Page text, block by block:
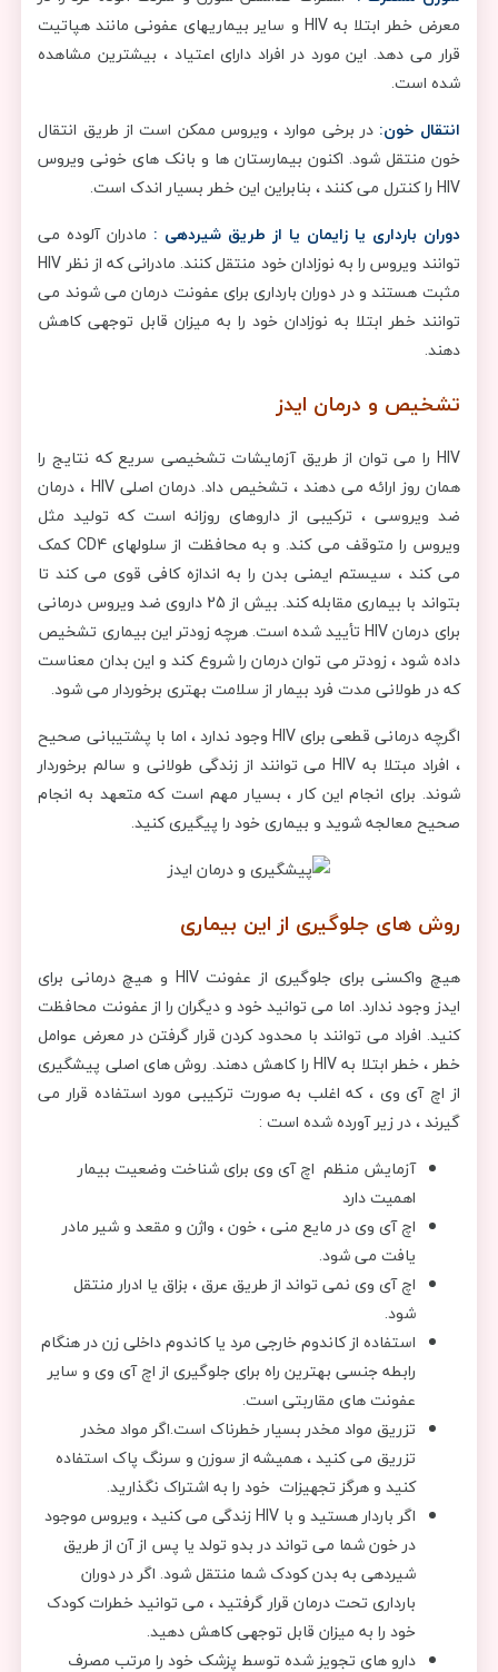
معرض خطر ابتلا به HIV و سایر بیماریهای عفونی مانند هپاتیت
قرار می دهد. این مورد در افراد دارای اعتیاد ، بیشترین مشاهده
شده است.
انتقال خون: در برخی موارد ، ویروس ممکن است از طریق انتقال
خون منتقل شود. اکنون بیمارستان ها و بانک های خونی ویروس
HIV را کنترل می کنند ، بنابراین این خطر بسیار اندک است.
دوران بارداری یا زایمان یا از طریق شیردهی : مادران آلوده می
توانند ویروس را به نوزادان خود منتقل کنند. مادرانی که از نظر HIV
مثبت هستند و در دوران بارداری برای عفونت درمان می شوند می
توانند خطر ابتلا به نوزادان خود را به میزان قابل توجهی کاهش
دهند.
تشخیص و درمان ایدز
HIV را می توان از طریق آزمایشات تشخیصی سریع که نتایج را
همان روز ارائه می دهند ، تشخیص داد. درمان اصلی HIV ، درمان
ضد ویروسی ، ترکیبی از داروهای روزانه است که تولید مثل
ویروس را متوقف می کند. و به محافظت از سلولهای CD4 کمک
می کند ، سیستم ایمنی بدن را به اندازه کافی قوی می کند تا
بتواند با بیماری مقابله کند. بیش از 25 داروی ضد ویروس درمانی
برای درمان HIV تأیید شده است. هرچه زودتر این بیماری تشخیص
داده شود ، زودتر می توان درمان را شروع کند و این بدان معناست
که در طولانی مدت فرد بیمار از سلامت بهتری برخوردار می شود.
اگرچه درمانی قطعی برای HIV وجود ندارد ، اما با پشتیبانی صحیح
، افراد مبتلا به HIV می توانند از زندگی طولانی و سالم برخوردار
شوند. برای انجام این کار ، بسیار مهم است که متعهد به انجام
صحیح معالجه شوید و بیماری خود را پیگیری کنید.
روش های جلوگیری از این بیماری
هیچ واکسنی برای جلوگیری از عفونت HIV و هیچ درمانی برای
ایدز وجود ندارد. اما می توانید خود و دیگران را از عفونت محافظت
کنید. افراد می توانند با محدود کردن قرار گرفتن در معرض عوامل
خطر ، خطر ابتلا به HIV را کاهش دهند. روش های اصلی پیشگیری
از اچ آی وی ، که اغلب به صورت ترکیبی مورد استفاده قرار می
گیرند ، در زیر آورده شده است :
آزمایش منظم اچ آی وی برای شناخت وضعیت بیمار
اهمیت دارد
اچ آی وی در مایع منی ، خون ، واژن و مقعد و شیر مادر
یافت می شود.
اچ آی وی نمی تواند از طریق عرق ، بزاق یا ادرار منتقل
شود.
استفاده از کاندوم خارجی مرد یا کاندوم داخلی زن در هنگام
رابطه جنسی بهترین راه برای جلوگیری از اچ آی وی و سایر
عفونت های مقاربتی است.
تزریق مواد مخدر بسیار خطرناک است.اگر مواد مخدر
تزریق می کنید ، همیشه از سوزن و سرنگ پاک استفاده
کنید و هرگز تجهیزات خود را به اشتراک نگذارید.
اگر باردار هستید و با HIV زندگی می کنید ، ویروس موجود
در خون شما می تواند در بدو تولد یا پس از آن از طریق
شیردهی به بدن کودک شما منتقل شود. اگر در دوران
بارداری تحت درمان قرار گرفتید ، می توانید خطرات کودک
خود را به میزان قابل توجهی کاهش دهید.
دارو های تجویز شده توسط پزشک خود را مرتب مصرف